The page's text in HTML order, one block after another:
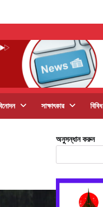
সাক্ষাৎকার বিবিধ
অনুসন্ধান করুন